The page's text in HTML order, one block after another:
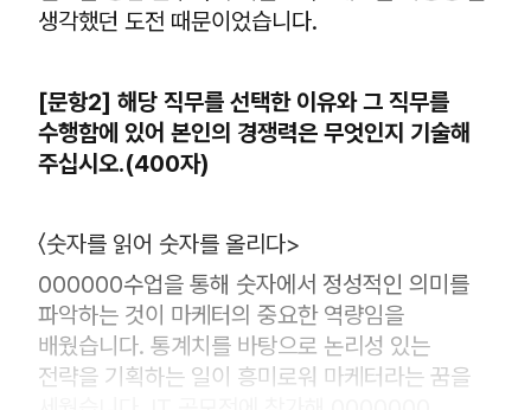
생각했던 도전 때문이었습니다.
[문항2] 해당 직무를 선택한 이유와 그 직무를
수행함에 있어 본인의 경쟁력은 무엇인지 기술해
주십시오.(400자)
〈숫자를 읽어 숫자를 올리다>
000000수업을 통해 숫자에서 정성적인 의미를
파악하는 것이 마케터의 중요한 역량임을
배웠습니다. 통계치를 바탕으로 논리성 있는
전략을 기획하는 일이 흥미로워 마케터라는 꿈을